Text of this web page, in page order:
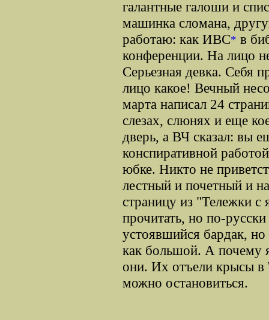
галантные галоши и
машинка сломана,
работаю: как ИВС* в
конференции. На лицо
Серьезная девка. Себя
лицо какое! Вечный
марта написал 24
слезах, слюнях и еще
дверь, а ВЧ сказал: вы
конспиративной
юбке. Никто не
лестный и почетный и
страницу из "Тележки
прочитать, но по-
устоявшийся бардак,
как большой. А почему
они. Их отъели крысы в
можно остановиться.